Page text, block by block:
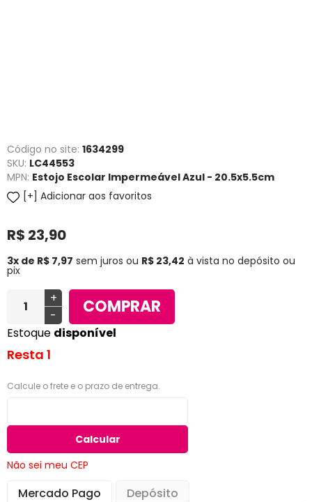
Código no site: 1634299
SKU: LC44553
MPN: Estojo Escolar Impermeável Azul - 20.5x5.5cm
Adicionar aos favoritos
R$ 23,90
3x de R$ 7,97 sem juros ou R$ 23,42 à vista no depósito ou
pix
+
-
COMPRAR
Estoque disponível
Resta 1
Calcule o frete e o prazo de entrega.
Calcular
Não sei meu CEP
Mercado Pago Depósito